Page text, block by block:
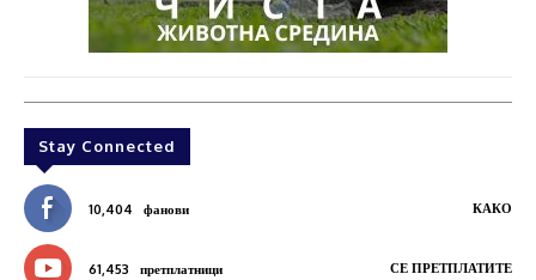
Stay Connected
10,404 фанови КАКО
61,453 претплатници СЕ ПРЕТПЛАТИТЕ